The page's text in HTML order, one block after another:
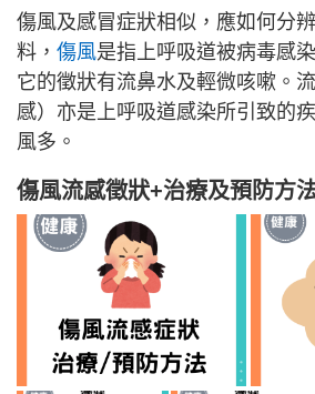
傷風及感冒症狀相似，應如何分
料， 傷風是指上呼吸道被病毒感
它的徵狀有流鼻水及輕微咳嗽。
感）亦是上呼吸道感染所引致的
風多。
傷風流感徵狀+治療及預防